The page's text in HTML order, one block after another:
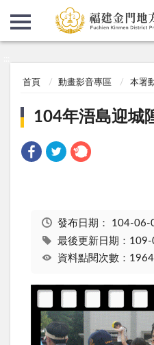
首頁 動畫影音專區 本署
104年浯島迎城
發布日期： 104-06-
最後更新日期：
資料點閱次數：1964